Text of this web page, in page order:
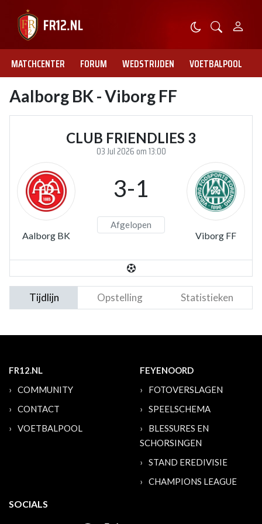
MATCHCENTER FORUM WEDSTRIJDEN VOETBALPOOL
Aalborg BK - Viborg FF
CLUB FRIENDLIES 3
03 Jul 2026 om 13:00
Aalborg BK
3-1
Afgelopen
Viborg FF
Tijdlijn Opstelling Statistieken
FR12.NL
COMMUNITY
CONTACT
VOETBALPOOL
FEYENOORD
FOTOVERSLAGEN
SPEELSCHEMA
BLESSURES EN
SCHORSINGEN
STAND EREDIVISIE
CHAMPIONS LEAGUE
SOCIALS